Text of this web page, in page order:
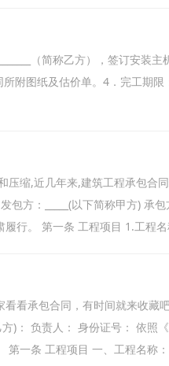
（简称乙方），签订安
所附图纸及估价单。4．完工期
缩,近几年来,建筑工程承包合
方：_____(以下简称甲方) 承包
行。 第一条 工程项目 1.工程名
看承包合同，有时间就来收藏
)： 负责人： 身份证号： 依照
第一条 工程项目 一、工程名称